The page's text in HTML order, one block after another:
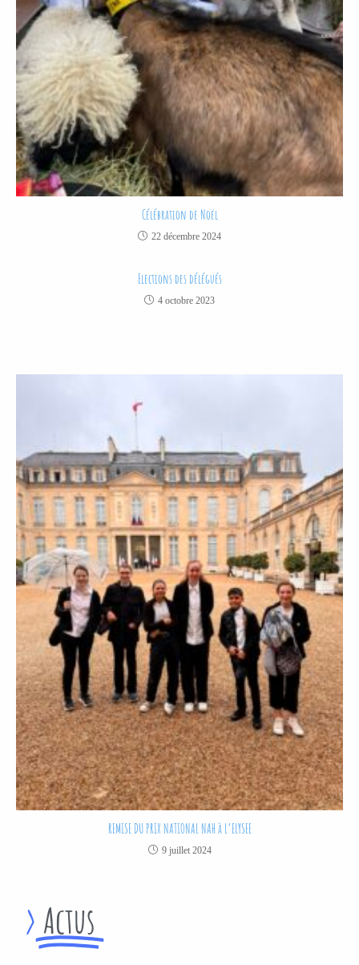
Célébration de Noël
22 décembre 2024
Elections des délégués
4 octobre 2023
REMISE DU PRIX NATIONAL NAH à L’ELYSEE
9 juillet 2024
> Actus